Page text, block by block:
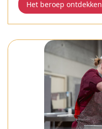
Het beroep ontdekken